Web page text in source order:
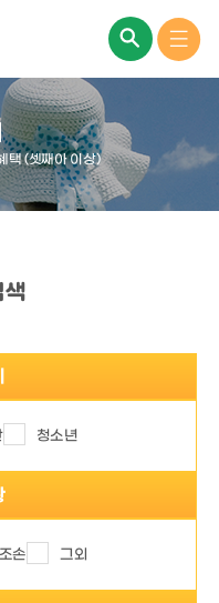
택 (셋째아 이상)
색
청소년
손 그외